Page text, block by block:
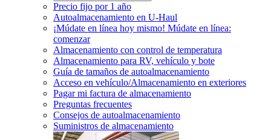
Precio fijo por 1 año
Autoalmacenamiento en U-Haul
¡Múdate en línea hoy mismo! Múdate en línea:
comenzar
Almacenamiento con control de temperatura
Almacenamiento para RV, vehículo y bote
Guía de tamaños de autoalmacenamiento
Acceso en vehículo/Almacenamiento en exteriores
Pagar mi factura de almacenamiento
Preguntas frecuentes
Consejos de autoalmacenamiento
Suministros de almacenamiento